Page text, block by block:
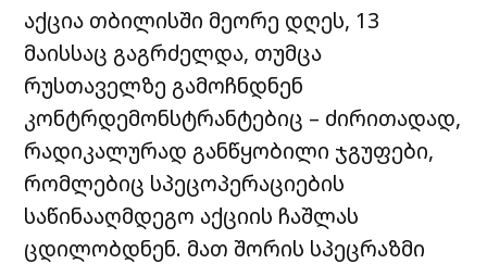
აქცია თბილისში მეორე დღეს, 13
მაისსაც გაგრძელდა, თუმცა
რუსთაველზე გამოჩნდნენ
კონტრდემონსტრანტებიც – ძირითადად,
რადიკალურად განწყობილი ჯგუფები,
რომლებიც სპეცოპერაციების
საწინააღმდეგო აქციის ჩაშლას
ცდილობდნენ. მათ შორის სპეცრაზმი